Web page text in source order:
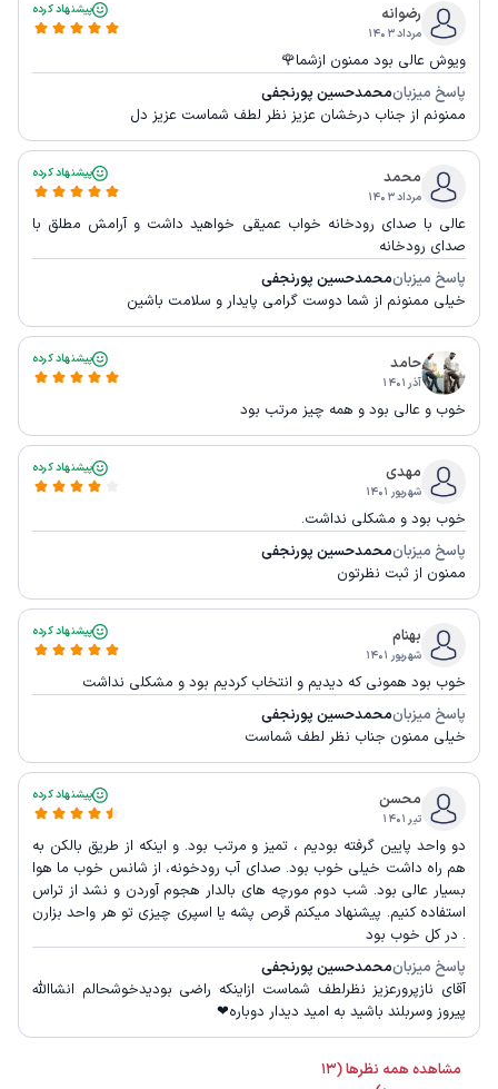
رضوانه
مرداد ۱۴۰۳
پیشنهاد کرده
ویوش عالی بود ممنون ازشما🌹
پاسخ میزبانمحمدحسین پورنجفی
ممنونم از جناب درخشان عزیز نظر لطف شماست عزیز دل
محمد
مرداد ۱۴۰۳
پیشنهاد کرده
عالی با صدای رودخانه خواب عمیقی خواهید داشت و آرامش مطلق با
صدای رودخانه
پاسخ میزبانمحمدحسین پورنجفی
خیلی ممنونم از شما دوست گرامی پایدار و سلامت باشین
حامد
آذر ۱۴۰۱
پیشنهاد کرده
خوب و عالی بود و همه چیز مرتب بود
مهدی
شهریور ۱۴۰۱
پیشنهاد کرده
خوب بود و مشکلی نداشت.
پاسخ میزبانمحمدحسین پورنجفی
ممنون از ثبت نظرتون
بهنام
شهریور ۱۴۰۱
پیشنهاد کرده
خوب بود همونی که دیدیم و انتخاب کردیم بود و مشکلی نداشت
پاسخ میزبانمحمدحسین پورنجفی
خیلی ممنون جناب نظر لطف شماست
محسن
تیر ۱۴۰۱
پیشنهاد کرده
دو واحد پایین گرفته بودیم ، تمیز و مرتب بود. و اینکه از طریق بالکن به
هم راه داشت خیلی خوب بود. صدای آب رودخونه، از شانس خوب ما هوا
بسیار عالی بود. شب دوم مورچه های بالدار هجوم آوردن و نشد از تراس
استفاده کنیم. پیشنهاد میکنم قرص پشه یا اسپری چیزی تو هر واحد بزارن
. در کل خوب بود
پاسخ میزبانمحمدحسین پورنجفی
آقای نازپرورعزیز نظرلطف شماست ازاینکه راضی بودیدخوشحالم انشاالله
پیروز وسربلند باشید به امید دیدار دوباره❤
مشاهده همه نظرها (13